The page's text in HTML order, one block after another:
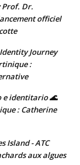
Prof. Dr.
officiel
Journey
:
e identitario 🌊
: Catherine
Island - ATC
aux algues